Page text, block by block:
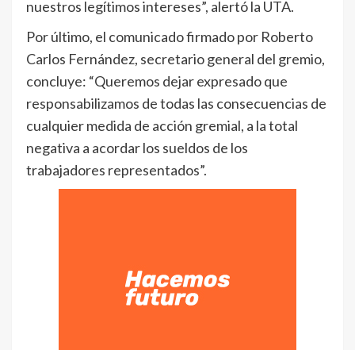
nuestros legítimos intereses”, alertó la UTA.
Por último, el comunicado firmado por Roberto
Carlos Fernández, secretario general del gremio,
concluye: “Queremos dejar expresado que
responsabilizamos de todas las consecuencias de
cualquier medida de acción gremial, a la total
negativa a acordar los sueldos de los
trabajadores representados”.